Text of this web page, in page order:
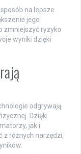
na lepsze
jego
zmniejszyć ryzyko
wyniki dzięki
odgrywają
Dzięki
jak i
z różnych narzędzi,